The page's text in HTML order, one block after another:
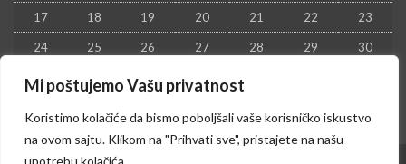
Mi poštujemo Vašu privatnost
Koristimo kolačiće da bismo poboljšali vaše korisničko iskustvo
na ovom sajtu. Klikom na "Prihvati sve", pristajete na našu
upotrebu kolačića.
17 18 19 20 21 22 23
24 25 26 27 28 29 30
31